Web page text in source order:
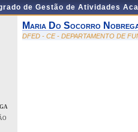
de Gestão de Atividades
Maria Do Socorro
DFED - CE - DEPARTAMENTO DE